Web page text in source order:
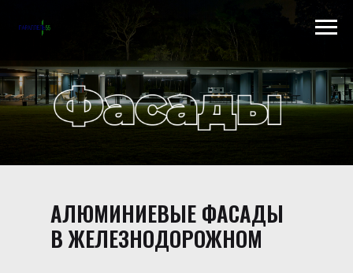
Scroll to top →
АЛЮМИНИЕВЫЕ ФАСАДЫ
В ЖЕЛЕЗНОДОРОЖНОМ